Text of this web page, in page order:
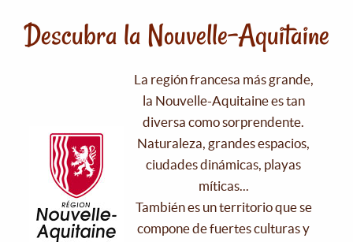
Descubra la Nouvelle-Aquitaine
La región francesa más grande,
la Nouvelle-Aquitaine es tan
diversa como sorprendente.
Naturaleza, grandes espacios,
ciudades dinámicas, playas
míticas...
También es un territorio que se
compone de fuertes culturas y